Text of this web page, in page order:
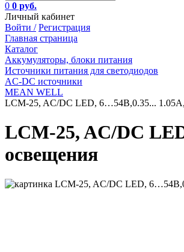
0 0 руб.
Личный кабинет
Войти / Регистрация
Главная страница
Каталог
Аккумуляторы, блоки питания
Источники питания для светодиодов
AC-DC источники
MEAN WELL
LCM-25, AC/DC LED, 6…54В,0.35...
LCM-25, AC/DC
освещения